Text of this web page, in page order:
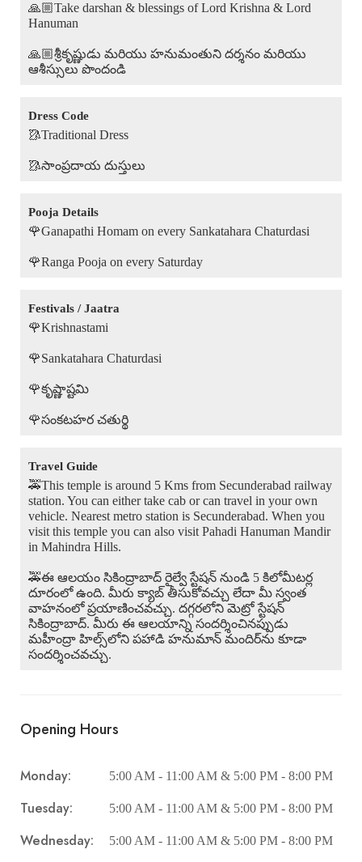
🙏🏼Take darshan & blessings of Lord Krishna & Lord
Hanuman
🙏🏼శ్రీకృష్ణుడు మరియు హనుమంతుని దర్శనం మరియు
ఆశీస్సులు పొందండి
Dress Code
🥻Traditional Dress
🥻సాంప్రదాయ దుస్తులు
Pooja Details
🌹Ganapathi Homam on every Sankatahara Chaturdasi
🌹Ranga Pooja on every Saturday
Festivals / Jaatra
🌹Krishnastami
🌹Sankatahara Chaturdasi
🌹కృష్ణాష్టమి
🌹సంకటహర చతుర్థి
Travel Guide
🚕This temple is around 5 Kms from Secunderabad railway
station. You can either take cab or can travel in your own
vehicle. Nearest metro station is Secunderabad. When you
visit this temple you can also visit Pahadi Hanuman Mandir
in Mahindra Hills.
🚕ఈ ఆలయం సికింద్రాబాద్ రైల్వే స్టేషన్ నుండి 5 కిలోమీటర్ల
దూరంలో ఉంది. మీరు క్యాబ్ తీసుకోవచ్చు లేదా మీ స్వంత
వాహనంలో ప్రయాణించవచ్చు. దగ్గరలోని మెట్రో స్టేషన్
సికింద్రాబాద్. మీరు ఈ ఆలయాన్ని సందర్శించినప్పుడు
మహీంద్రా హిల్స్‌లోని పహాడి హనుమాన్ మందిర్‌ను కూడా
సందర్శించవచ్చు.
Opening Hours
Monday: 5:00 AM - 11:00 AM & 5:00 PM - 8:00 PM
Tuesday: 5:00 AM - 11:00 AM & 5:00 PM - 8:00 PM
Wednesday: 5:00 AM - 11:00 AM & 5:00 PM - 8:00 PM